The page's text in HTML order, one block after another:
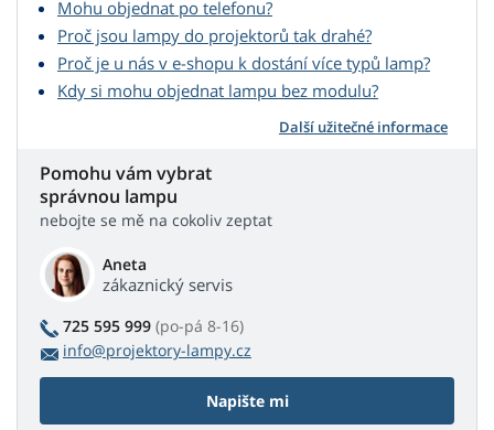
Mohu objednat po telefonu?
Proč jsou lampy do projektorů tak drahé?
Proč je u nás v e-shopu k dostání více typů lamp?
Kdy si mohu objednat lampu bez modulu?
Další užitečné informace
Pomohu vám vybrat
správnou lampu
nebojte se mě na cokoliv zeptat
Aneta
zákaznický servis
725 595 999 (po-pá 8-16)
info@projektory-lampy.cz
Napište mi